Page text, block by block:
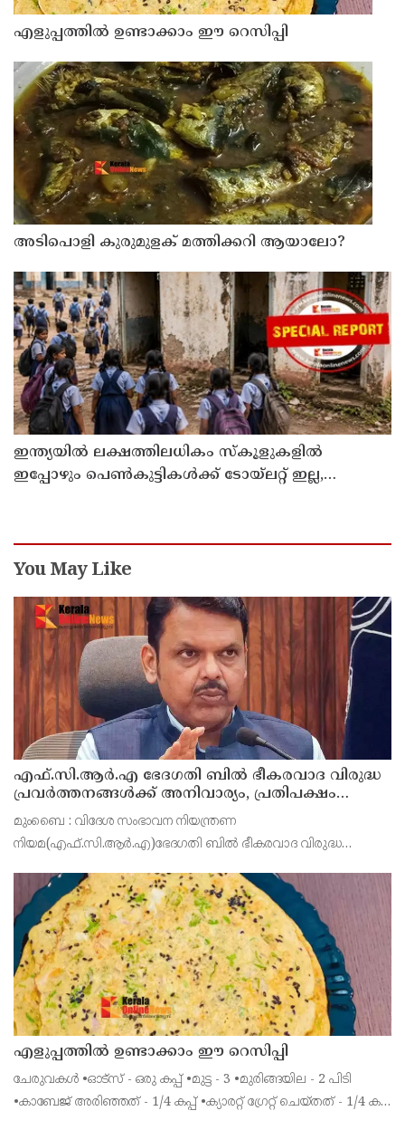
എളുപ്പത്തിൽ ഉണ്ടാക്കാം ഈ റെസിപ്പി
അടിപൊളി കുരുമുളക് മത്തിക്കറി ആയാലോ?
ഇന്ത്യയില്‍ ലക്ഷത്തിലധികം സ്‌കൂളുകളില്‍
ഇപ്പോഴും പെണ്‍കുട്ടികള്‍ക്ക് ടോയ്‌ലറ്റ് ഇല്ല,
You May Like
എഫ്.സി.ആർ.എ ഭേദഗതി ബിൽ ഭീകരവാദ വിരുദ്ധ
പ്രവർത്തനങ്ങൾക്ക് അനിവാര്യം, പ്രതിപക്ഷം
ഉന്നയിക്കുന്നപോലെ ഒരു പ്രത്യേക മതത്തിന്
എതിരല്ല : ദേവേന്ദ്ര ഫഡ്നാവിസ്
മുംബൈ : വിദേശ സംഭാവന നിയന്ത്രണ
നിയമ(എഫ്.സി.ആർ.എ)ഭേദഗതി ബിൽ ഭീകരവാദ വിരുദ്ധ
ഉന്നയിക്കുന്നപോലെ ഒരു പ്രത്യേക മതത്തിന് എതിരല്ലെന്നും
മഹാരാഷ്ട്ര മുഖ‍്യമന്ത്ര
എളുപ്പത്തിൽ ഉണ്ടാക്കാം ഈ റെസിപ്പി
ചേരുവകൾ •ഓട്സ് - ഒരു കപ്പ് •മുട്ട - 3 •മുരിങ്ങയില - 2 പിടി
•കാബേജ് അരിഞ്ഞത് - 1/4 കപ്പ് •ക്യാരറ്റ് ഗ്രേറ്റ് ചെയ്തത് - 1/4 കപ്പ്